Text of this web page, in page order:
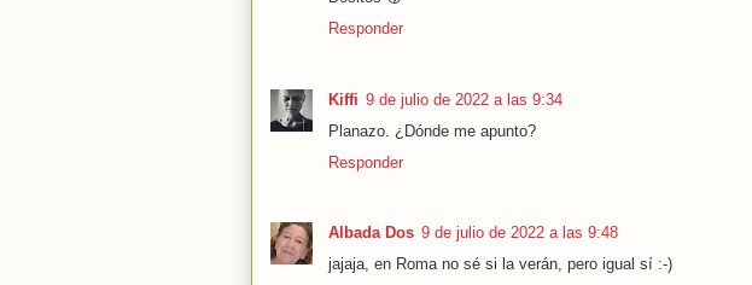
Responder
Kiffi 9 de julio de 2022 a las 9:34
Planazo. ¿Dónde me apunto?
Responder
Albada Dos 9 de julio de 2022 a las 9:48
jajaja, en Roma no sé si la verán, pero igual sí :-)